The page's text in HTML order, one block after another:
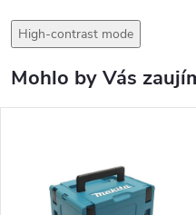
High-contrast mode
Mohlo by Vás